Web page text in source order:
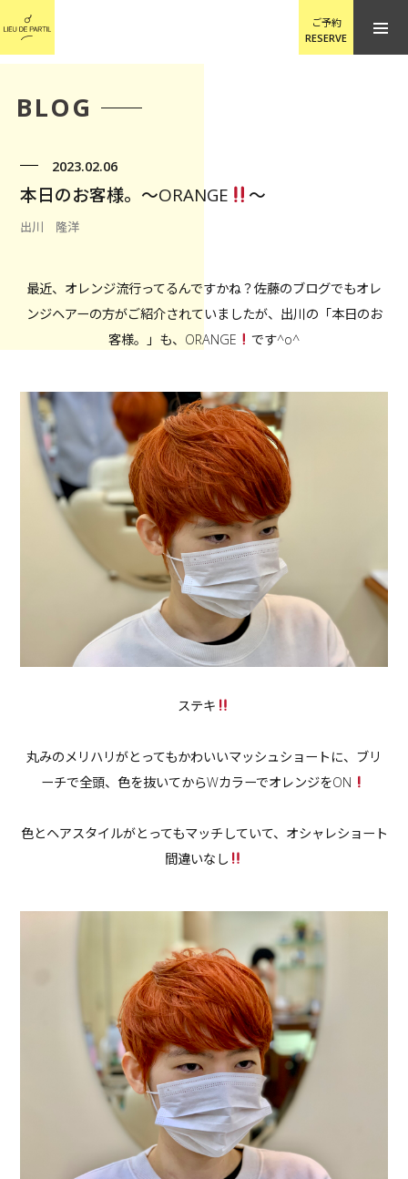
ご予約
RESERVE
BLOG
2023.02.06
本日のお客様。〜ORANGE 〜
出川 隆洋
最近、オレンジ流行ってるんですかね？佐藤のブログでもオレ
ンジヘアーの方がご紹介されていましたが、出川の「本日のお
客様。」も、ORANGE
です^o^
ステキ
丸みのメリハリがとってもかわいいマッシュショートに、ブリ
ーチで全頭、色を抜いてからWカラーでオレンジをON
色とヘアスタイルがとってもマッチしていて、オシャレショート
間違いなし